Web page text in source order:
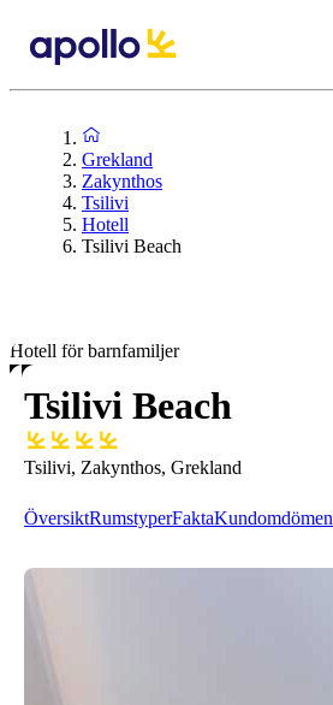
Grekland
Zakynthos
Tsilivi
Hotell
Tsilivi Beach
Hotell för barnfamiljer
Tsilivi Beach
Tsilivi, Zakynthos, Grekland
ÖversiktRumstyperFaktaKundomdömen